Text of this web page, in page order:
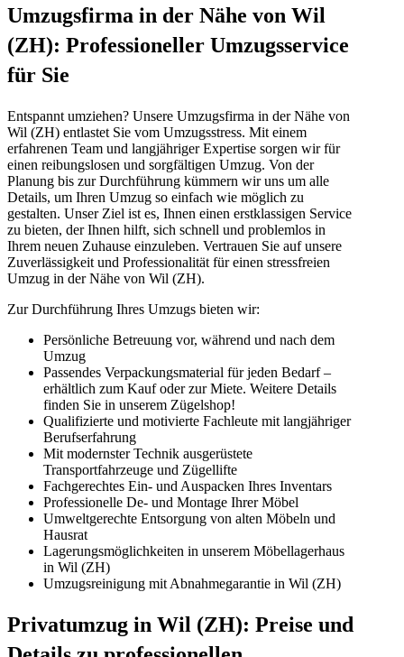
Umzugsfirma in der Nähe von Wil
(ZH): Professioneller Umzugsservice
für Sie
Entspannt umziehen? Unsere Umzugsfirma in der Nähe von
Wil (ZH) entlastet Sie vom Umzugsstress. Mit einem
erfahrenen Team und langjähriger Expertise sorgen wir für
einen reibungslosen und sorgfältigen Umzug. Von der
Planung bis zur Durchführung kümmern wir uns um alle
Details, um Ihren Umzug so einfach wie möglich zu
gestalten. Unser Ziel ist es, Ihnen einen erstklassigen Service
zu bieten, der Ihnen hilft, sich schnell und problemlos in
Ihrem neuen Zuhause einzuleben. Vertrauen Sie auf unsere
Zuverlässigkeit und Professionalität für einen stressfreien
Umzug in der Nähe von Wil (ZH).
Zur Durchführung Ihres Umzugs bieten wir:
Persönliche Betreuung vor, während und nach dem
Umzug
Passendes Verpackungsmaterial für jeden Bedarf –
erhältlich zum Kauf oder zur Miete. Weitere Details
finden Sie in unserem Zügelshop!
Qualifizierte und motivierte Fachleute mit langjähriger
Berufserfahrung
Mit modernster Technik ausgerüstete
Transportfahrzeuge und Zügellifte
Fachgerechtes Ein- und Auspacken Ihres Inventars
Professionelle De- und Montage Ihrer Möbel
Umweltgerechte Entsorgung von alten Möbeln und
Hausrat
Lagerungsmöglichkeiten in unserem Möbellagerhaus
in Wil (ZH)
Umzugsreinigung mit Abnahmegarantie in Wil (ZH)
Privatumzug in Wil (ZH): Preise und